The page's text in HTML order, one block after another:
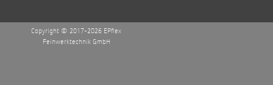
Copyright © 2017-2026 EPflex
Feinwerktechnik GmbH